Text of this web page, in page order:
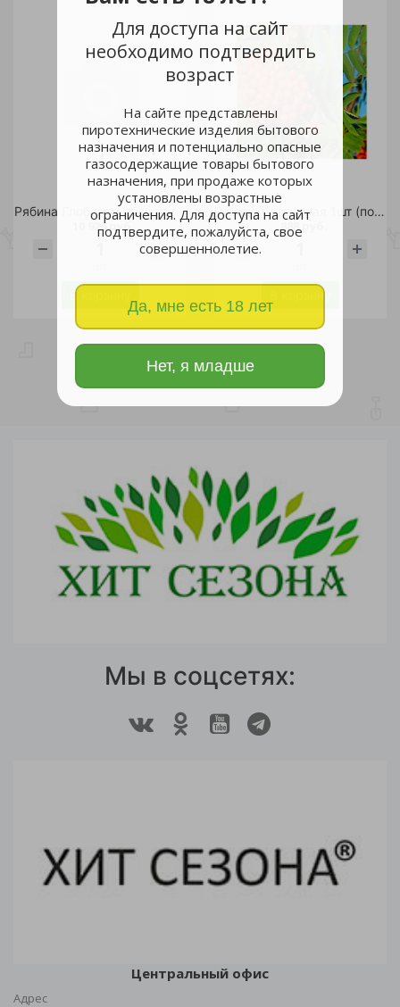
Для доступа на сайт
необходимо подтвердить
возраст
На сайте представлены
пиротехнические изделия бытового
назначения и потенциально опасные
газосодержащие товары бытового
назначения, при продаже которых
установлены возрастные
ограничения. Для доступа на сайт
подтвердите, пожалуйста, свое
совершеннолетие.
Да, мне есть 18 лет
Нет, я младше
Рябина Глобозум обыкновенная С30 1шт
10 926 руб.
В корзину
Рябина Сказочная 1шт (подвой рябина обыкновенная) (в сетке)
В корзину
Мы в соцсетях:
Центральный офис
Адрес